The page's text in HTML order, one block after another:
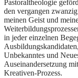
Pastoraltheologie
den vergangen
meinen Geist und
in jeder einzelnen
Unbekanntes und
Auseinandersetzung
Kreativen-Prozess.